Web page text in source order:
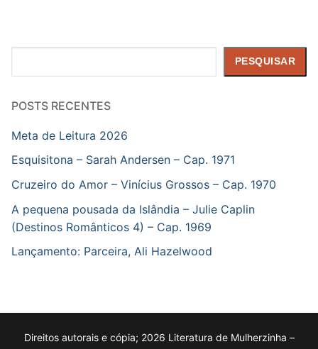
PESQUISAR
POSTS RECENTES
Meta de Leitura 2026
Esquisitona – Sarah Andersen – Cap. 1971
Cruzeiro do Amor – Vinícius Grossos – Cap. 1970
A pequena pousada da Islândia – Julie Caplin
(Destinos Românticos 4) – Cap. 1969
Lançamento: Parceira, Ali Hazelwood
Direitos autorais e cópia; 2026 Literatura de Mulherzinha –